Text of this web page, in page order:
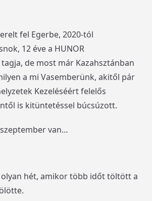
fel Egerbe, 2020-tól
12 éve a HUNOR
de most már Kazahsztánban
a mi Vasemberünk, akitől pár
Kezeléséért felelős
is kitüntetéssel búcsúzott.
van…
hét, amikor több időt töltött a